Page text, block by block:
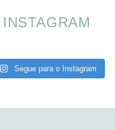
INSTAGRAM
Segue para o Instagram